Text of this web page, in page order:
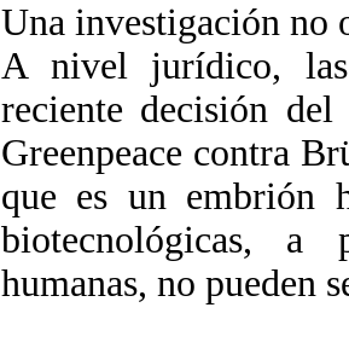
Una investigación no
A nivel jurídico,
reciente decisión
Greenpeace contra
que es un embrión
biotecnológicas, a
humanas, no pueden